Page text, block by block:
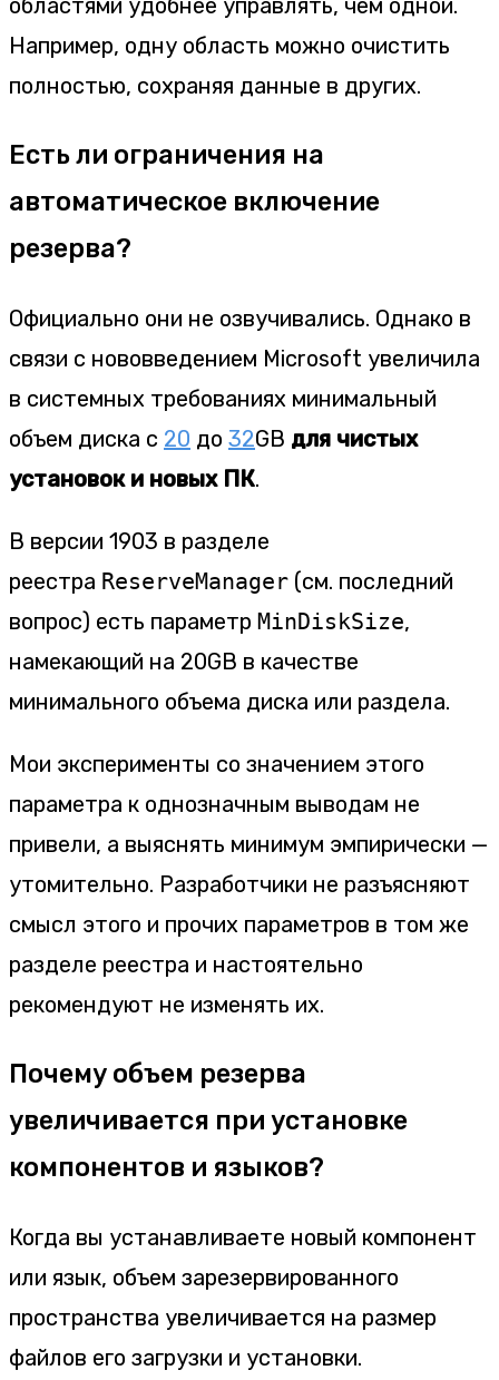
областями удобнее управлять, чем одной.
Например, одну область можно очистить
полностью, сохраняя данные в других.
Есть ли ограничения на
автоматическое включение
резерва?
Официально они не озвучивались. Однако в
связи с нововведением Microsoft увеличила
в системных требованиях минимальный
объем диска с 20 до 32GB для чистых
установок и новых ПК.
В версии 1903 в разделе
реестра ReserveManager (см. последний
вопрос) есть параметр MinDiskSize,
намекающий на 20GB в качестве
минимального объема диска или раздела.
Мои эксперименты со значением этого
параметра к однозначным выводам не
привели, а выяснять минимум эмпирически —
утомительно. Разработчики не разъясняют
смысл этого и прочих параметров в том же
разделе реестра и настоятельно
рекомендуют не изменять их.
Почему объем резерва
увеличивается при установке
компонентов и языков?
Когда вы устанавливаете новый компонент
или язык, объем зарезервированного
пространства увеличивается на размер
файлов его загрузки и установки.